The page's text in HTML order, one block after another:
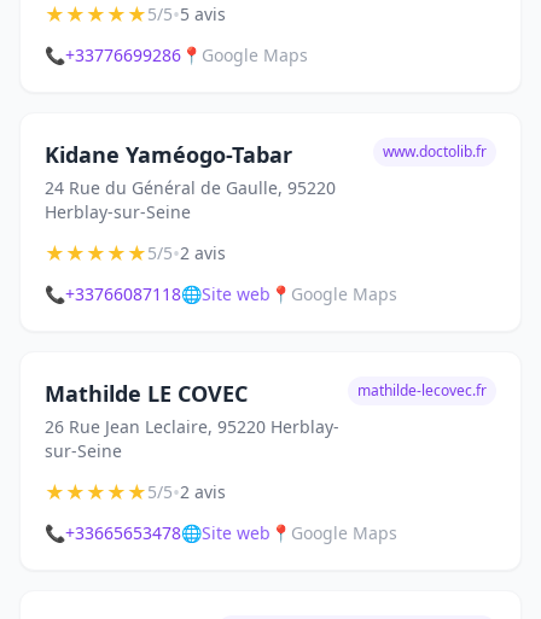
★★★★★5/5•5 avis
📞+33776699286 📍 Google Maps
Kidane Yaméogo-Tabar
24 Rue du Général de Gaulle, 95220
Herblay-sur-Seine
www.doctolib.fr
★★★★★5/5•2 avis
📞+33766087118🌐Site web 📍 Google Maps
Mathilde LE COVEC
26 Rue Jean Leclaire, 95220 Herblay-
sur-Seine
mathilde-lecovec.fr
★★★★★5/5•2 avis
📞+33665653478🌐Site web 📍 Google Maps